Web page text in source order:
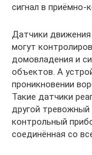
сигнал в приёмно-
Датчики движения
могут
домовладения и
объектов. А
проникновении
Такие датчики
другой тревожный
контрольный
соединённая со